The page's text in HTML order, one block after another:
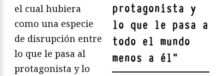
protagonista y
lo que le pasa a
todo el mundo
menos a él"
el cual hubiera
como una especie
de disrupción entre
lo que le pasa al
protagonista y lo